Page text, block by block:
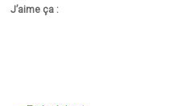
J’aime ça :